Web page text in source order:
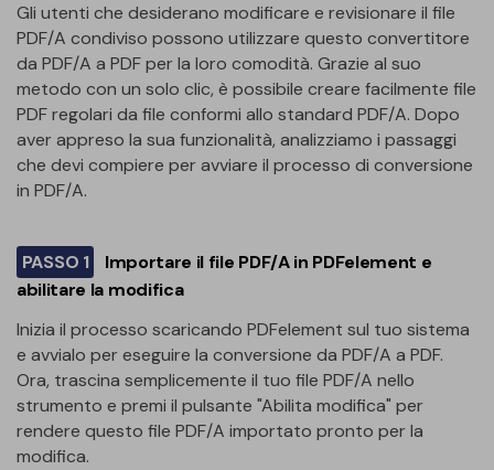
Gli utenti che desiderano modificare e revisionare il file
PDF/A condiviso possono utilizzare questo convertitore
da PDF/A a PDF per la loro comodità. Grazie al suo
metodo con un solo clic, è possibile creare facilmente file
PDF regolari da file conformi allo standard PDF/A. Dopo
aver appreso la sua funzionalità, analizziamo i passaggi
che devi compiere per avviare il processo di conversione
in PDF/A.
PASSO 1
Importare il file PDF/A in PDFelement e
abilitare la modifica
Inizia il processo scaricando PDFelement sul tuo sistema
e avvialo per eseguire la conversione da PDF/A a PDF.
Ora, trascina semplicemente il tuo file PDF/A nello
strumento e premi il pulsante "Abilita modifica" per
rendere questo file PDF/A importato pronto per la
modifica.